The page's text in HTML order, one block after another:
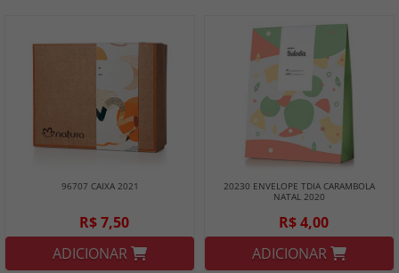
96707 CAIXA 2021
R$ 7,50
ADICIONAR
20230 ENVELOPE TDIA CARAMBOLA
NATAL 2020
R$ 4,00
ADICIONAR